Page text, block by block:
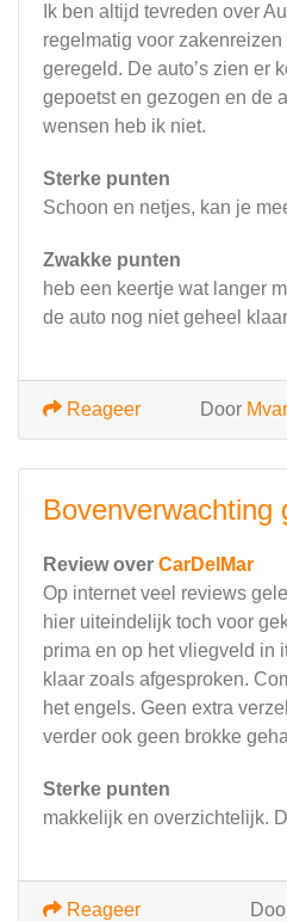
Ik ben altijd tevreden over
regelmatig voor
geregeld. De auto’s zien er
gepoetst en gezogen en de
wensen heb ik niet.
Sterke punten
Schoon en netjes, kan je
Zwakke punten
heb een keertje wat langer
de auto nog niet geheel
Door
Reageer
Bovenverwachting
Review over CarDelMar
Op internet veel reviews
hier uiteindelijk toch voor
prima en op het vliegveld in
klaar zoals afgesproken.
het engels. Geen extra
verder ook geen brokke
Sterke punten
makkelijk en overzichtelijk.
Reageer